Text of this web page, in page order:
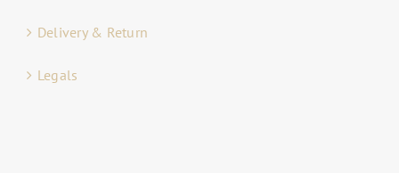
Delivery & Return
Legals